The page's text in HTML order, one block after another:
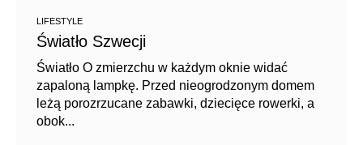
LIFESTYLE
Światło Szwecji
Światło O zmierzchu w każdym oknie widać
zapaloną lampkę. Przed nieogrodzonym domem
leżą porozrzucane zabawki, dziecięce rowerki, a
obok...